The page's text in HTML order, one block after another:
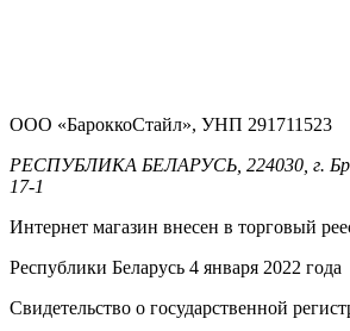
ООО «БароккоСтайл», УНП 291711523
РЕСПУБЛИКА БЕЛАРУСЬ, 224030, г.
17-1
Интернет магазин внесен в торговый
Республики Беларусь 4 января 2022 года
Свидетельство о государственной